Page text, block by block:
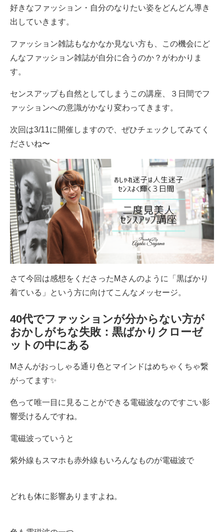
好きなファッション・自分のなりたい姿をどんどん導き
出していきます。
ファッション雑誌もなかなか見ない方も、この機会にど
んなファッション雑誌が自分に合うのか？がわかりま
す。
センスアップも自然としてしまうこの講座、３日間でフ
ァッションへの意識がかなり変わってきます。
次回は3/11に開催しますので、ぜひチェックしてみてく
ださいね〜
さて今回は感想をくださったMさんのように「黒ばかり
着ている」という方に向けてこんなメッセージ。
40代でファッションが分からない方が
おかしがちな失敗：黒ばかりクローゼ
ットの中にある
Mさんがおっしゃる通り色とマインドはめちゃくちゃ繋
がってます✨
色って唯一目に見ることができる電磁波なのですごい影
響受けるんですね。
電磁波っていうと
紫外線もスマホも赤外線もいろんなものが電磁波で
どれも体に影響ありますよね。